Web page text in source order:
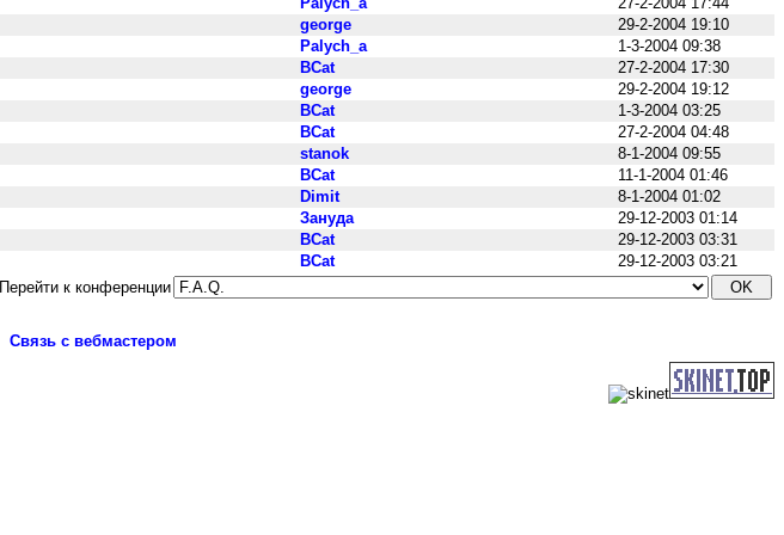
george
29-2-2004 19:10
Palych_a
1-3-2004 09:38
BCat
27-2-2004 17:30
george
29-2-2004 19:12
BCat
1-3-2004 03:25
BCat
27-2-2004 04:48
stanok
8-1-2004 09:55
BCat
11-1-2004 01:46
Dimit
8-1-2004 01:02
Зануда
29-12-2003 01:14
BCat
29-12-2003 03:31
BCat
29-12-2003 03:21
Перейти к конференции
Связь с вебмастером